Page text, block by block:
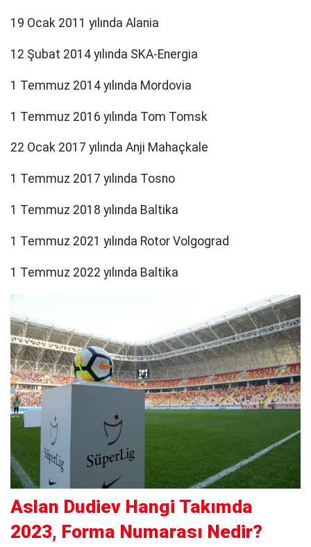
19 Ocak 2011 yılında Alania
12 Şubat 2014 yılında SKA-Energia
1 Temmuz 2014 yılında Mordovia
1 Temmuz 2016 yılında Tom Tomsk
22 Ocak 2017 yılında Anji Mahaçkale
1 Temmuz 2017 yılında Tosno
1 Temmuz 2018 yılında Baltika
1 Temmuz 2021 yılında Rotor Volgograd
1 Temmuz 2022 yılında Baltika
Aslan Dudiev Hangi Takımda
2023, Forma Numarası Nedir?